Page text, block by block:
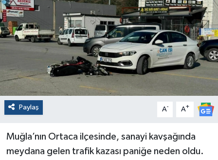
Paylaş A- A+
Muğla’nın Ortaca ilçesinde, sanayi kavşağında
meydana gelen trafik kazası paniğe neden oldu.